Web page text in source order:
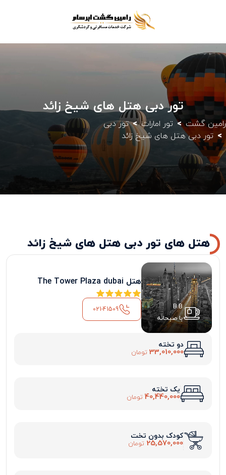
تور دبی هتل های شیخ زائد
رامین گشت تور امارات
تور دبی
تور دبی هتل های شیخ زائد
هتل های تور دبی هتل های شیخ زائد
B.B
با صبحانه
هتل The Tower Plaza dubai
021-41509
دو تخته
33,010,000 تومان
یک تخته
40,440,000 تومان
کودک بدون تخت
25,570,000 تومان